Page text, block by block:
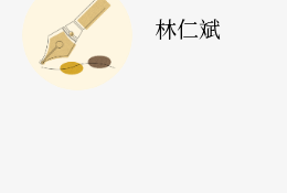
而《交響情人夢》全劇播畢之
林仁斌